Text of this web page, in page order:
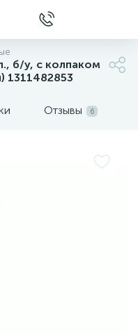
б/у, с колпаком
1311482853
Отзывы 6